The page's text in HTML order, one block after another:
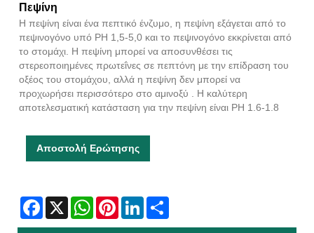
Πεψίνη
Η πεψίνη είναι ένα πεπτικό ένζυμο, η πεψίνη εξάγεται από το
πεψινογόνο υπό PH 1,5-5,0 και το πεψινογόνο εκκρίνεται από
το στομάχι. Η πεψίνη μπορεί να αποσυνθέσει τις
στερεοποιημένες πρωτεΐνες σε πεπτόνη με την επίδραση του
οξέος του στομάχου, αλλά η πεψίνη δεν μπορεί να
προχωρήσει περισσότερο στο αμινοξύ . Η καλύτερη
αποτελεσματική κατάσταση για την πεψίνη είναι PH 1.6-1.8
Αποστολή Ερώτησης
Facebook
X WhatsAppPinterestLinkedIn